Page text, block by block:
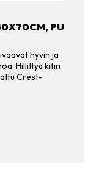
PU
hyvin ja
Hillittyä kitin
Crest-